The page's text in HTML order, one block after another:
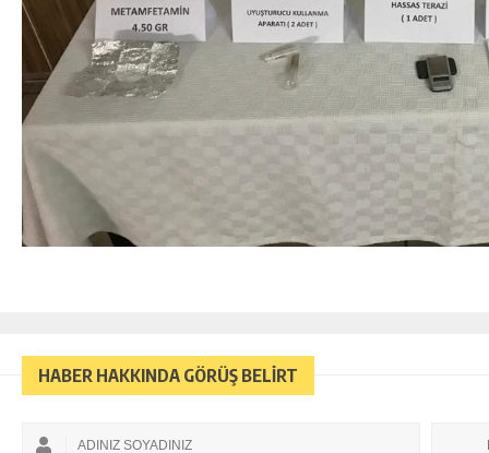
HABER HAKKINDA GÖRÜŞ BELİRT